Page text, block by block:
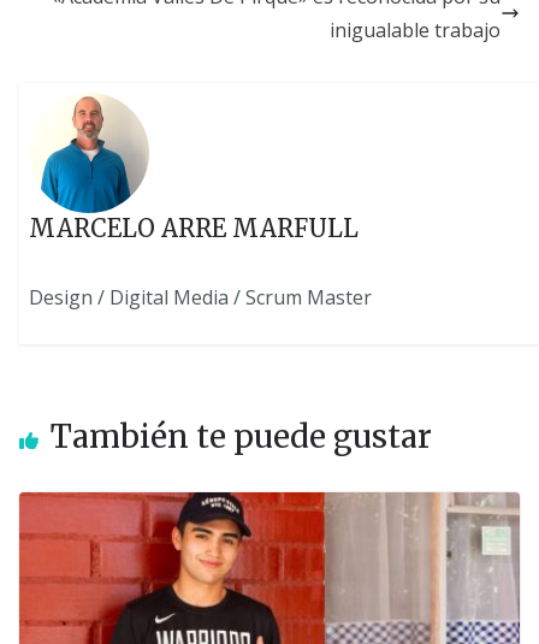
inigualable trabajo
MARCELO ARRE MARFULL
Design / Digital Media / Scrum Master
También te puede gustar